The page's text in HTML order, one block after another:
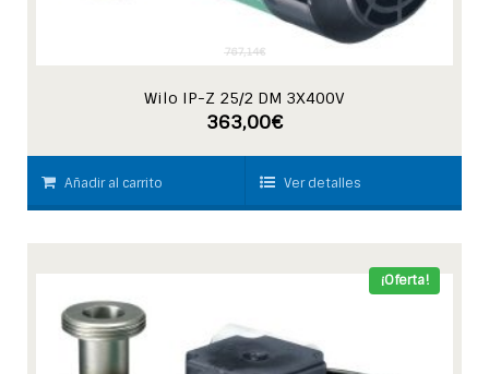
Wilo IP-Z 25/2 DM 3X400V
767,14€
363,00€
Añadir al carrito Ver detalles
¡Oferta!